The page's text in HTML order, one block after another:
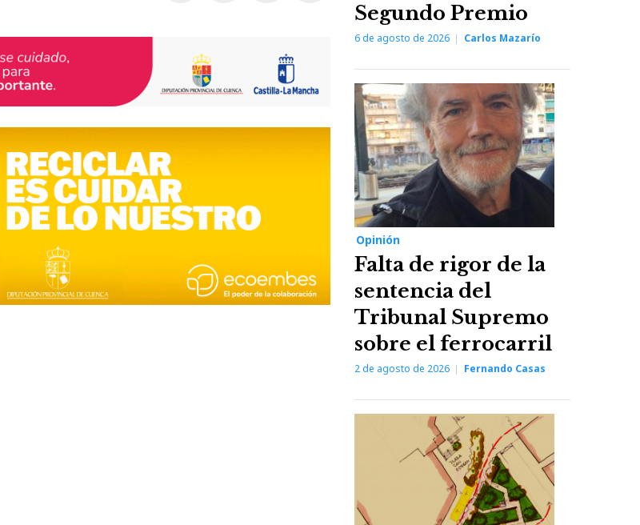
Segundo Premio
6 de agosto de 2026 Carlos Mazarío
Opinión
Falta de rigor de la
sentencia del
Tribunal Supremo
sobre el ferrocarril
2 de agosto de 2026 Fernando Casas